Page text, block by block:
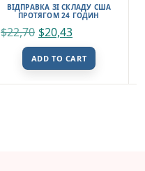
ВІДПРАВКА ЗІ СКЛАДУ США
ПРОТЯГОМ 24 ГОДИН
$22,70 $20,43
ADD TO CART